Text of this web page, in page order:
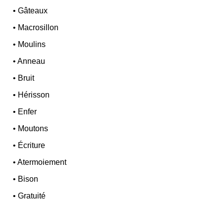
•Gâteaux
• Macrosillon
• Moulins
•Anneau
• Bruit
• Hérisson
• Enfer
• Moutons
• Écriture
•Atermoiement
• Bison
•Gratuité